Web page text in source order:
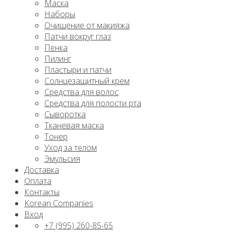
Маска
Наборы
Очищение от макияжа
Патчи вокруг глаз
Пенка
Пилинг
Пластыри и патчи
Солнцезащитный крем
Средства для волос
Средства для полости рта
Сыворотка
Тканевая маска
Тонер
Уход за телом
Эмульсия
Доставка
Оплата
Контакты
Korean Companies
Вход
+7 (995) 260-85-65